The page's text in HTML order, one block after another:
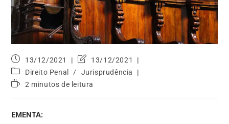
13/12/2021
13/12/2021
Direito Penal
/
Jurisprudência
2 minutos de leitura
EMENTA: